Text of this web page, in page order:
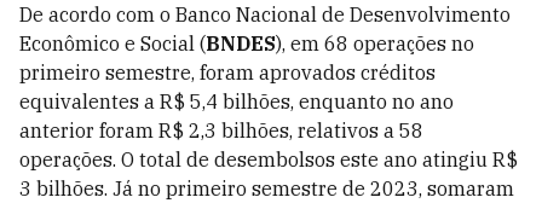
De acordo com o Banco Nacional de Desenvolvimento
Econômico e Social (BNDES), em 68 operações no
primeiro semestre, foram aprovados créditos
equivalentes a R$ 5,4 bilhões, enquanto no ano
anterior foram R$ 2,3 bilhões, relativos a 58
operações. O total de desembolsos este ano atingiu R$
3 bilhões. Já no primeiro semestre de 2023, somaram